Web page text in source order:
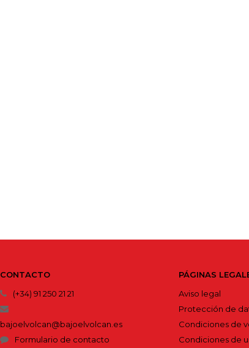
CONTACTO
(+34) 91 250 21 21
bajoelvolcan@bajoelvolcan.es
Formulario de contacto
PÁGINAS
Aviso legal
Protección de
Condiciones de
Condiciones de